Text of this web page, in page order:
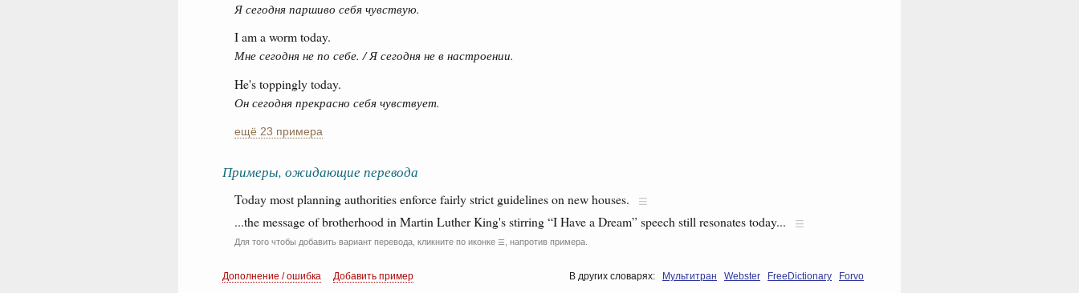
Я сегодня паршиво себя чувствую.
I am a worm today.
Мне сегодня не по себе. / Я сегодня не в настроении.
He's toppingly today.
Он сегодня прекрасно себя чувствует.
ещё 23 примера
Примеры, ожидающие перевода
Today most planning authorities enforce fairly strict guidelines on new houses.
...the message of brotherhood in Martin Luther King's stirring “I Have a Dream” speech still resonates today...
Для того чтобы добавить вариант перевода, кликните по иконке ☰ , напротив примера.
Дополнение / ошибка Добавить пример В других словарях: Мультитран Webster FreeDictionary Forvo